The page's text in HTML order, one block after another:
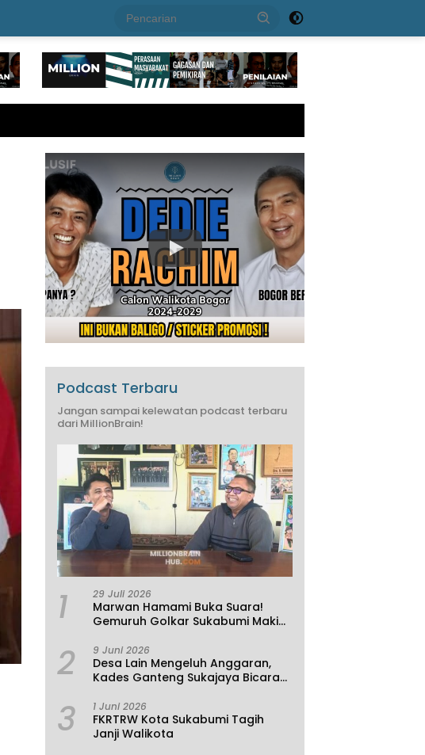
Podcast Terbaru
Jangan sampai kelewatan podcast terbaru
dari MillionBrain!
1 29 Juli 2026
Marwan Hamami Buka Suara!
Gemuruh Golkar Sukabumi Makin
Demokrasi yang Sedang Dikunci?
2 9 Juni 2026
Desa Lain Mengeluh Anggaran,
Kades Ganteng Sukajaya Bicara
3 1 Juni 2026
FKRTRW Kota Sukabumi Tagih
Janji Walikota